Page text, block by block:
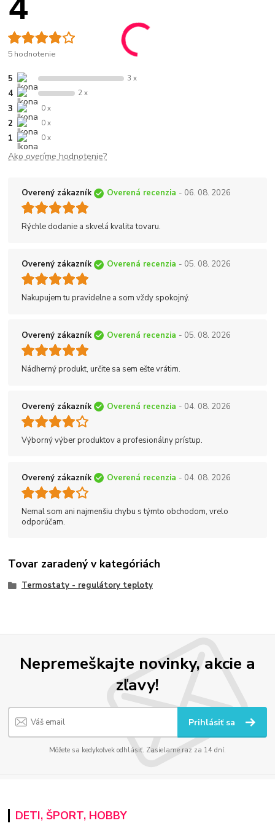
5 hodnotenie
5 3 x
4 2 x
3 0 x
2 0 x
1 0 x
Ako overíme hodnotenie?
Overený zákazník Overená recenzia - 06. 08. 2026
Rýchle dodanie a skvelá kvalita tovaru.
Overený zákazník Overená recenzia - 05. 08. 2026
Nakupujem tu pravidelne a som vždy spokojný.
Overený zákazník Overená recenzia - 05. 08. 2026
Nádherný produkt, určite sa sem ešte vrátim.
Overený zákazník Overená recenzia - 04. 08. 2026
Výborný výber produktov a profesionálny prístup.
Overený zákazník Overená recenzia - 04. 08. 2026
Nemal som ani najmenšiu chybu s týmto obchodom, vrelo
odporúčam.
Tovar zaradený v kategóriách
Termostaty - regulátory teploty
Nepremeškajte novinky, akcie a
zľavy!
Prihlásiť sa
Môžete sa kedykoľvek odhlásiť. Zasielame raz za 14 dní.
DETI, ŠPORT, HOBBY